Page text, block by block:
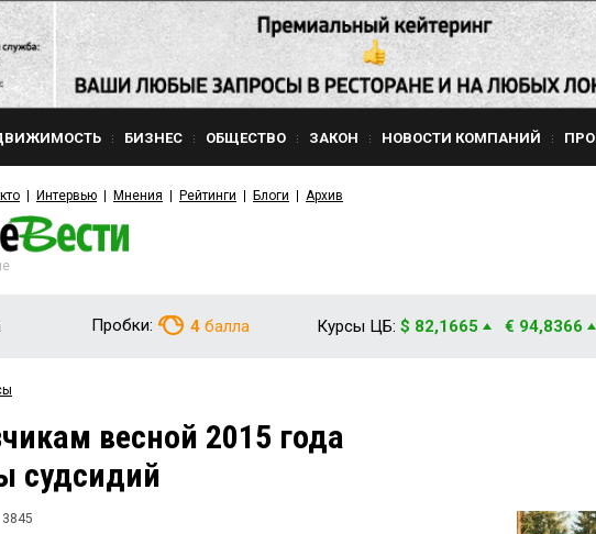
БИЗНЕС ОБЩЕСТВО ЗАКОН НОВОСТИ КОМПАНИЙ
Интервью Мнения Рейтинги Блоги Архив
Пробки: 4 балла Курсы ЦБ: $ 82,1665 € 94,8366
весной 2015 года
судсидий
3845